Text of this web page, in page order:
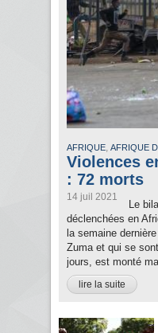
AFRIQUE, AFRIQUE
Violences
: 72 morts
14 juil 2021
Le
déclenchées en
la semaine
Zuma et qui se
jours, est monté
lire la suite